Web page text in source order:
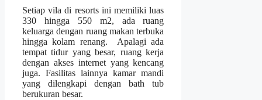
Setiap vila di resorts ini memiliki luas
330 hingga 550 m2, ada ruang
keluarga dengan ruang makan terbuka
hingga kolam renang. Apalagi ada
tempat tidur yang besar, ruang kerja
dengan akses internet yang kencang
juga. Fasilitas lainnya kamar mandi
yang dilengkapi dengan bath tub
berukuran besar.